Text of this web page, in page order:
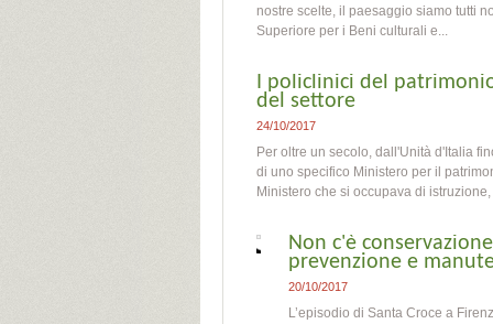
nostre scelte, il paesaggio siamo tutti
Superiore per i Beni culturali e...
I policlinici del
del settore
24/10/2017
Per oltre un secolo, dall'Unità d'Italia
di uno specifico Ministero per il
Ministero che si occupava di
Non c'è
prevenzione e
20/10/2017
L’episodio di Santa Croce a